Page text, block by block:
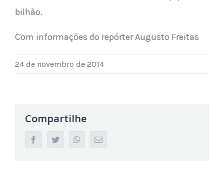
bilhão.
Com informações do repórter Augusto Freitas
24 de novembro de 2014
Compartilhe
facebooktwitter whatsappEmail